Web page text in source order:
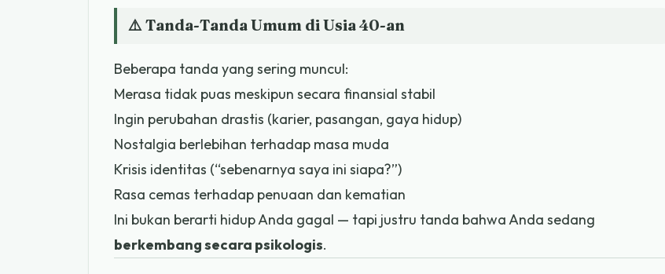
⚠️ Tanda-Tanda Umum di Usia 40-an
Beberapa tanda yang sering muncul:
Merasa tidak puas meskipun secara finansial stabil
Ingin perubahan drastis (karier, pasangan, gaya hidup)
Nostalgia berlebihan terhadap masa muda
Krisis identitas (“sebenarnya saya ini siapa?”)
Rasa cemas terhadap penuaan dan kematian
Ini bukan berarti hidup Anda gagal — tapi justru tanda bahwa Anda sedang
berkembang secara psikologis.